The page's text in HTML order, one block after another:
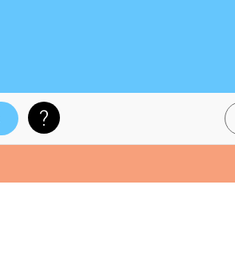
Söktips